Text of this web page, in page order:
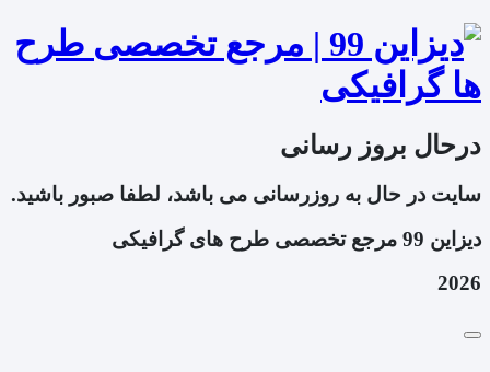
درحال بروز رسانی
سایت در حال به روزرسانی می باشد، لطفا صبور باشید.
دیزاین 99 مرجع تخصصی طرح های گرافیکی
2026